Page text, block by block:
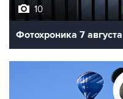
Фотохроника 7 августа